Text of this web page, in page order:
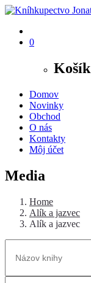
0
Košík
Domov
Novinky
Obchod
O nás
Kontakty
Môj účet
Media
Home
Alík a jazvec
Alík a jazvec